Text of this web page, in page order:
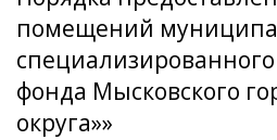
помещений
фонда Мысковского
округа»»